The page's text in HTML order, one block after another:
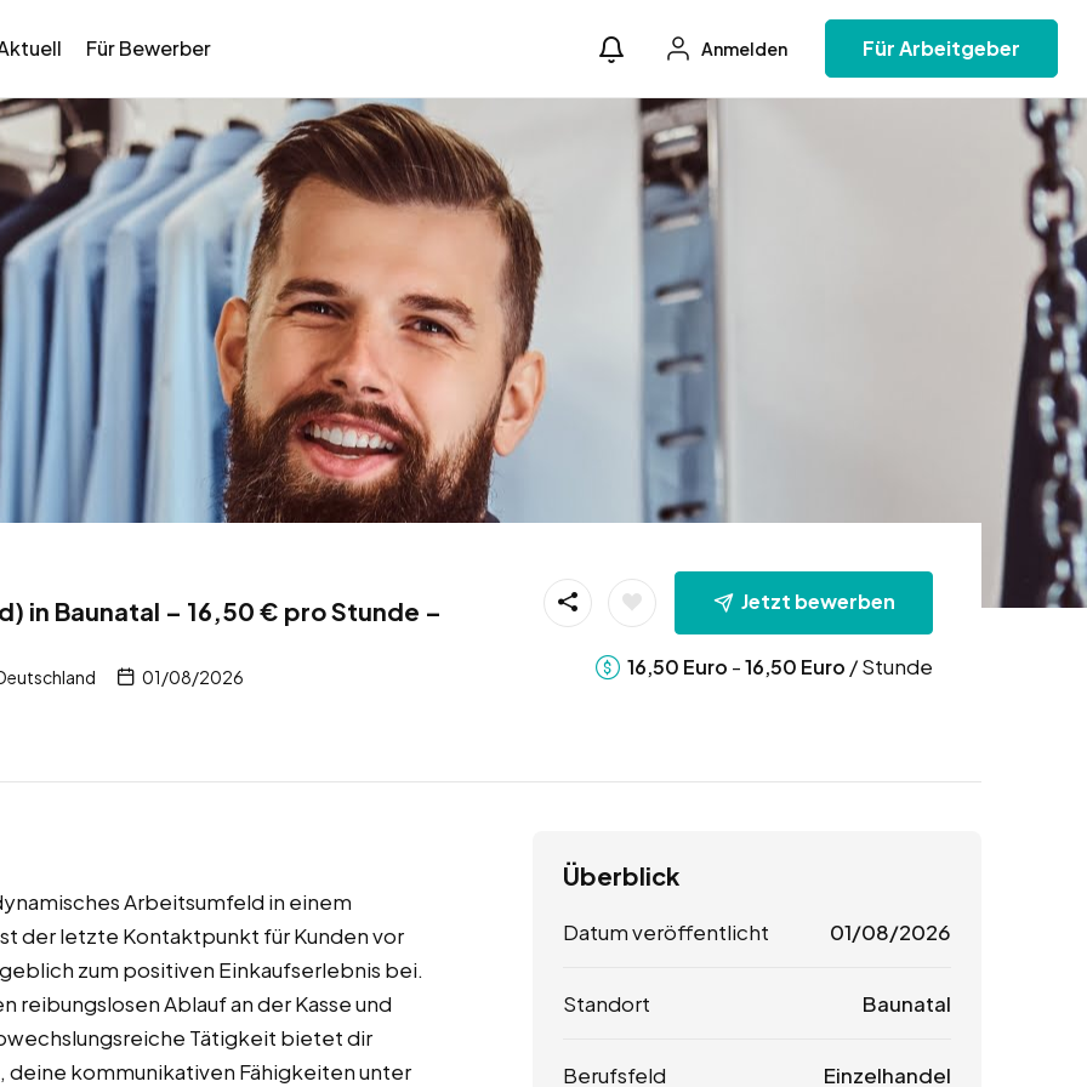
Für Bewerber Anmelden Für Arbeitgeber
in Baunatal – 16,50 € pro Stunde –
01/08/2026
Jetzt bewerben
16,50 Euro -16,50 Euro / Stunde
Arbeitsumfeld in einem
der letzte Kontaktpunkt für Kunden vor
zum positiven Einkaufserlebnis bei.
reibungslosen Ablauf an der Kasse und
Tätigkeit bietet dir
kommunikativen Fähigkeiten unter
Überblick
Datum veröffentlicht 01/08/2026
Standort Baunatal
Berufsfeld Einzelhandel